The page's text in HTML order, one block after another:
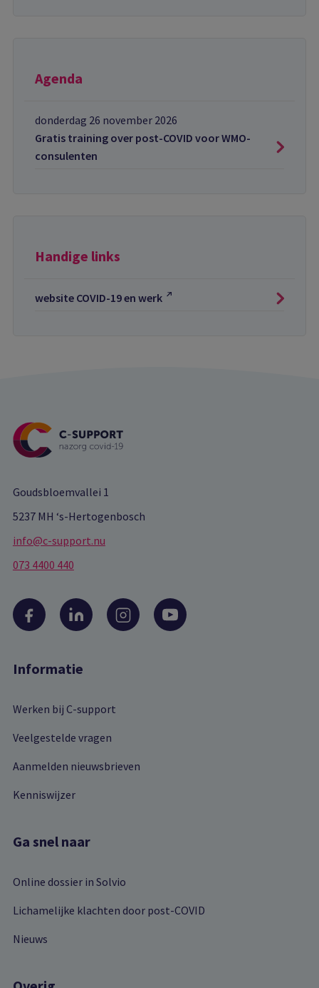
Agenda
donderdag 26 november 2026
Gratis training over post-COVID voor WMO-
consulenten
Handige links
website COVID-19 en werk
Goudsbloemvallei 1
5237 MH ‘s-Hertogenbosch
info@c-support.nu
073 4400 440
Informatie
Werken bij C-support
Veelgestelde vragen
Aanmelden nieuwsbrieven
Kenniswijzer
Ga snel naar
Online dossier in Solvio
Lichamelijke klachten door post-COVID
Nieuws